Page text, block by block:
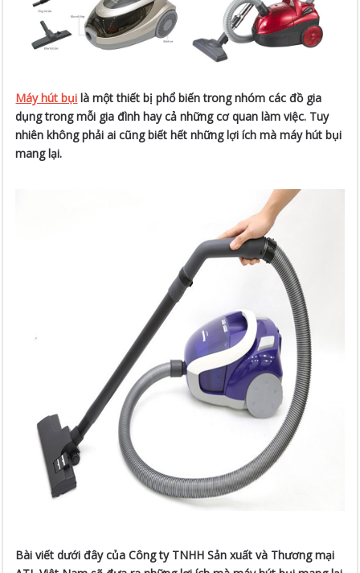
Máy hút bụi là một thiết bị phổ biến trong nhóm các đồ gia
dụng trong mỗi gia đình hay cả những cơ quan làm việc. Tuy
nhiên không phải ai cũng biết hết những lợi ích mà máy hút bụi
mang lại.
Bài viết dưới đây của Công ty TNHH Sản xuất và Thương mại